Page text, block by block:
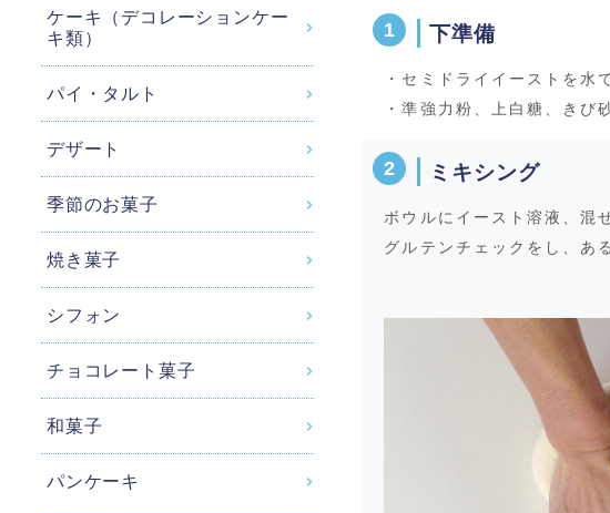
下準備
・セミドライイーストを水
・準強力粉、上白糖、きび
ミキシング
ボウルにイースト溶液、混
グルテンチェックをし、あ
ケーキ（デコレーションケー
キ類）
パイ・タルト
デザート
季節のお菓子
焼き菓子
シフォン
チョコレート菓子
和菓子
パンケーキ